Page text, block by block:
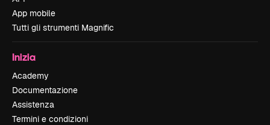
App mobile
Tutti gli strumenti Magnific
Inizia
Academy
Documentazione
Assistenza
Termini e condizioni